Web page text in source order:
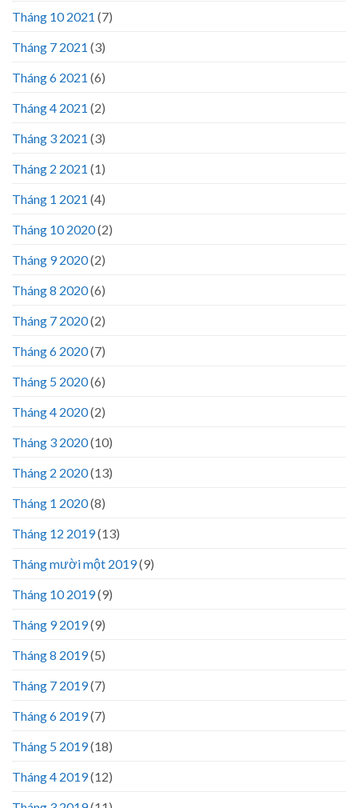
Tháng 10 2021 (7)
Tháng 7 2021 (3)
Tháng 6 2021 (6)
Tháng 4 2021 (2)
Tháng 3 2021 (3)
Tháng 2 2021 (1)
Tháng 1 2021 (4)
Tháng 10 2020(2)
Tháng 9 2020(2)
Tháng 8 2020(6)
Tháng 7 2020(2)
Tháng 6 2020(7)
Tháng 5 2020(6)
Tháng 4 2020(2)
Tháng 3 2020(10)
Tháng 2 2020(13)
Tháng 1 2020(8)
Tháng 12 2019(13)
Tháng mười một 2019(9)
Tháng 10 2019(9)
Tháng 9 2019(9)
Tháng 8 2019(5)
Tháng 7 2019(7)
Tháng 6 2019(7)
Tháng 5 2019(18)
Tháng 4 2019(12)